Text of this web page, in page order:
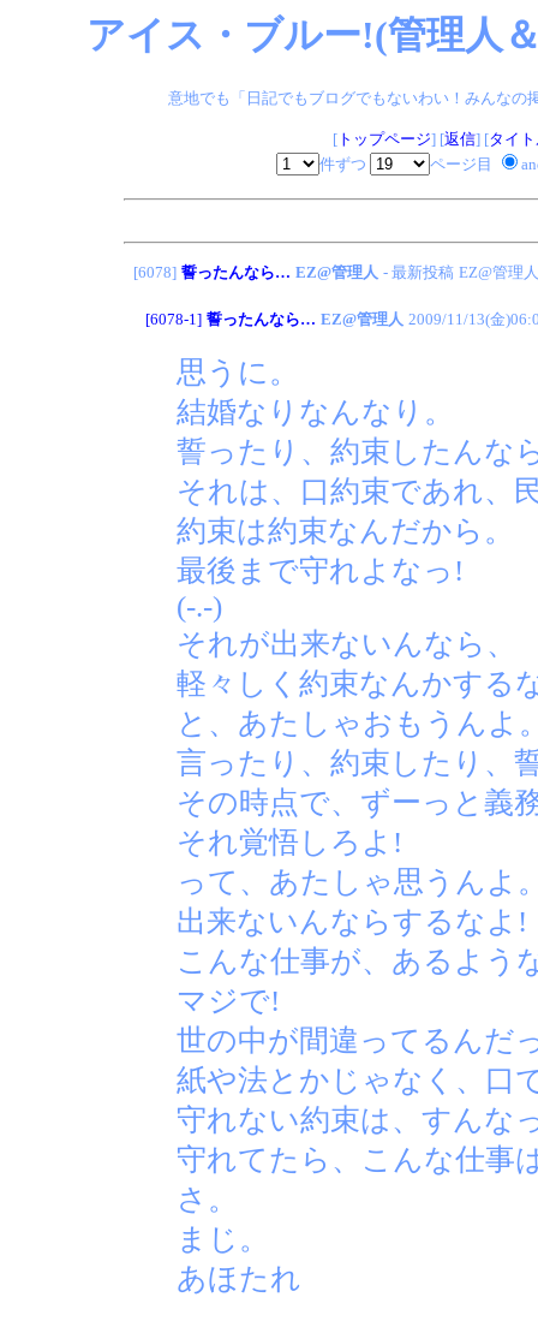
アイス・ブルー!(管理人
意地でも「日記でもブログでもないわい！みんなの
[トップページ] [返信] [タイ
件ずつ
ページ目
[6078] 誓ったんなら… EZ@管理人 - 最新投稿 EZ@管理人
[6078-1] 誓ったんなら… EZ@管理人 2009/11/13(金
思うに。
結婚なりなんなり。
誓ったり、約束したんな
それは、口約束であれ、
約束は約束なんだから。
最後まで守れよなっ!
(-.-)
それが出来ないんなら、
軽々しく約束なんかする
と、あたしゃおもうんよ
言ったり、約束したり、
その時点で、ずーっと義
それ覚悟しろよ!
って、あたしゃ思うんよ
出来ないんならするなよ!
こんな仕事が、あるよう
マジで!
世の中が間違ってるんだ
紙や法とかじゃなく、口
守れない約束は、すんな
守れてたら、こんな仕事
さ。
まじ。
あほたれ